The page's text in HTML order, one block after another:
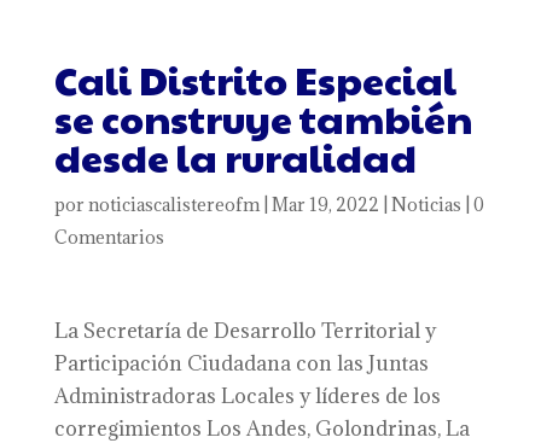
Cali Distrito Especial
se construye también
desde la ruralidad
por noticiascalistereofm| Mar 19, 2022 Noticias 0
Comentarios
La Secretaría de Desarrollo Territorial y
Participación Ciudadana con las Juntas
Administradoras Locales y líderes de los
corregimientos Los Andes, Golondrinas, La